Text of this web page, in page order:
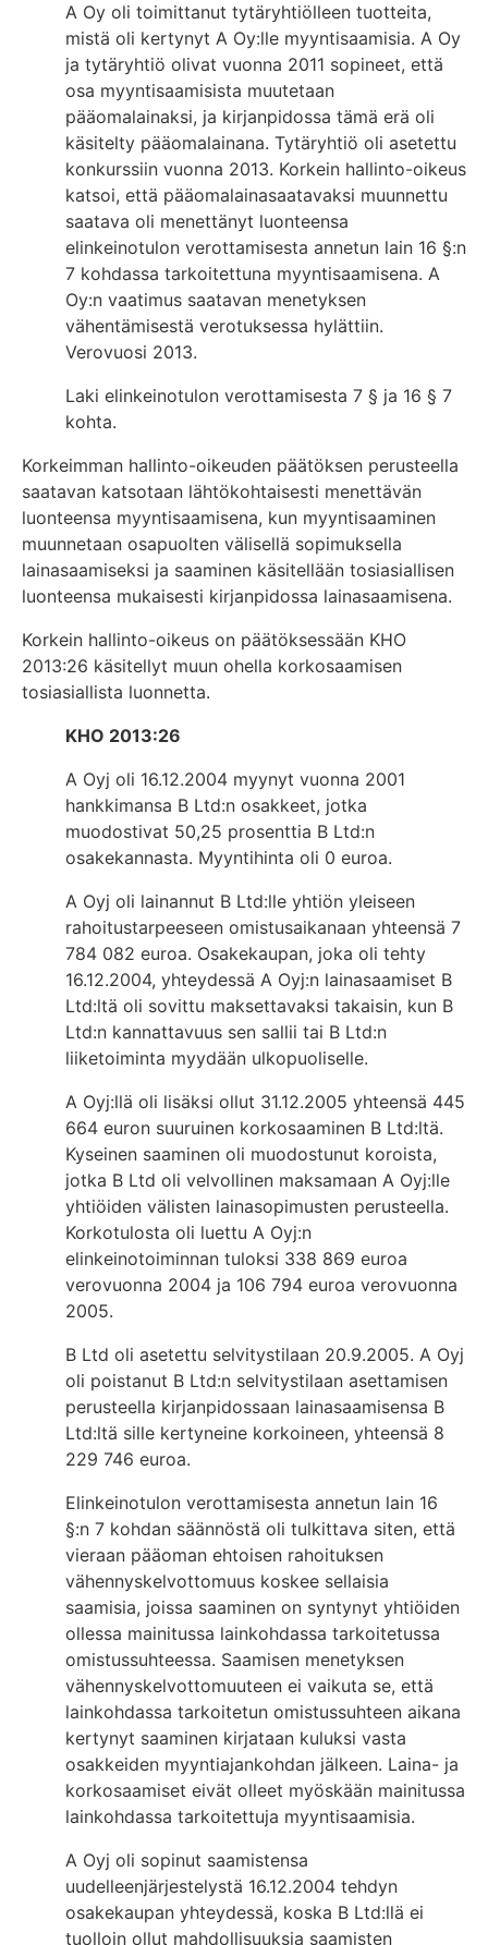
A Oy oli toimittanut tytäryhtiölleen tuotteita,
mistä oli kertynyt A Oy:lle myyntisaamisia. A Oy
ja tytäryhtiö olivat vuonna 2011 sopineet, että
osa myyntisaamisista muutetaan
pääomalainaksi, ja kirjanpidossa tämä erä oli
käsitelty pääomalainana. Tytäryhtiö oli asetettu
konkurssiin vuonna 2013. Korkein hallinto-oikeus
katsoi, että pääomalainasaatavaksi muunnettu
saatava oli menettänyt luonteensa
elinkeinotulon verottamisesta annetun lain 16 §:n
7 kohdassa tarkoitettuna myyntisaamisena. A
Oy:n vaatimus saatavan menetyksen
vähentämisestä verotuksessa hylättiin.
Verovuosi 2013.
Laki elinkeinotulon verottamisesta 7 § ja 16 § 7
kohta.
Korkeimman hallinto-oikeuden päätöksen perusteella
saatavan katsotaan lähtökohtaisesti menettävän
luonteensa myyntisaamisena, kun myyntisaaminen
muunnetaan osapuolten välisellä sopimuksella
lainasaamiseksi ja saaminen käsitellään tosiasiallisen
luonteensa mukaisesti kirjanpidossa lainasaamisena.
Korkein hallinto-oikeus on päätöksessään KHO
2013:26 käsitellyt muun ohella korkosaamisen
tosiasiallista luonnetta.
KHO 2013:26
A Oyj oli 16.12.2004 myynyt vuonna 2001
hankkimansa B Ltd:n osakkeet, jotka
muodostivat 50,25 prosenttia B Ltd:n
osakekannasta. Myyntihinta oli 0 euroa.
A Oyj oli lainannut B Ltd:lle yhtiön yleiseen
rahoitustarpeeseen omistusaikanaan yhteensä 7
784 082 euroa. Osakekaupan, joka oli tehty
16.12.2004, yhteydessä A Oyj:n lainasaamiset B
Ltd:ltä oli sovittu maksettavaksi takaisin, kun B
Ltd:n kannattavuus sen sallii tai B Ltd:n
liiketoiminta myydään ulkopuoliselle.
A Oyj:llä oli lisäksi ollut 31.12.2005 yhteensä 445
664 euron suuruinen korkosaaminen B Ltd:ltä.
Kyseinen saaminen oli muodostunut koroista,
jotka B Ltd oli velvollinen maksamaan A Oyj:lle
yhtiöiden välisten lainasopimusten perusteella.
Korkotulosta oli luettu A Oyj:n
elinkeinotoiminnan tuloksi 338 869 euroa
verovuonna 2004 ja 106 794 euroa verovuonna
2005.
B Ltd oli asetettu selvitystilaan 20.9.2005. A Oyj
oli poistanut B Ltd:n selvitystilaan asettamisen
perusteella kirjanpidossaan lainasaamisensa B
Ltd:ltä sille kertyneine korkoineen, yhteensä 8
229 746 euroa.
Elinkeinotulon verottamisesta annetun lain 16
§:n 7 kohdan säännöstä oli tulkittava siten, että
vieraan pääoman ehtoisen rahoituksen
vähennyskelvottomuus koskee sellaisia
saamisia, joissa saaminen on syntynyt yhtiöiden
ollessa mainitussa lainkohdassa tarkoitetussa
omistussuhteessa. Saamisen menetyksen
vähennyskelvottomuuteen ei vaikuta se, että
lainkohdassa tarkoitetun omistussuhteen aikana
kertynyt saaminen kirjataan kuluksi vasta
osakkeiden myyntiajankohdan jälkeen. Laina- ja
korkosaamiset eivät olleet myöskään mainitussa
lainkohdassa tarkoitettuja myyntisaamisia.
A Oyj oli sopinut saamistensa
uudelleenjärjestelystä 16.12.2004 tehdyn
osakekaupan yhteydessä, koska B Ltd:llä ei
tuolloin ollut mahdollisuuksia saamisten